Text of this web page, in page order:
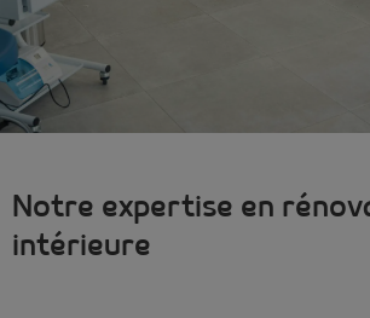
Notre expertise en
intérieure